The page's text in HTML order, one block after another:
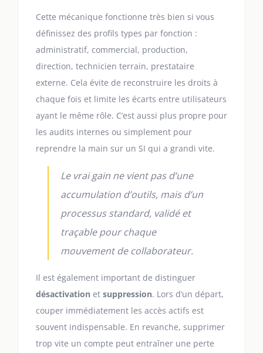
Cette mécanique fonctionne très bien si vous
définissez des profils types par fonction :
administratif, commercial, production,
direction, technicien terrain, prestataire
externe. Cela évite de reconstruire les droits à
chaque fois et limite les écarts entre utilisateurs
ayant le même rôle. C’est aussi plus propre pour
les audits internes ou simplement pour
reprendre la main sur un SI qui a grandi vite.
Le vrai gain ne vient pas d’une
accumulation d’outils, mais d’un
processus standard, validé et
traçable pour chaque
mouvement de collaborateur.
Il est également important de distinguer
désactivation et suppression. Lors d’un départ,
couper immédiatement les accès actifs est
souvent indispensable. En revanche, supprimer
trop vite un compte peut entraîner une perte